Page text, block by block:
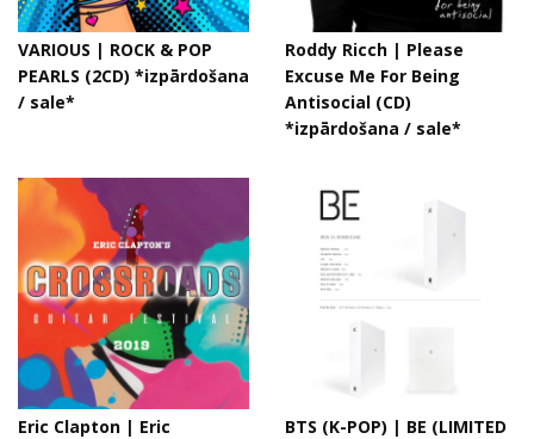
VARIOUS | ROCK & POP
PEARLS (2CD) *izpārdošana
/ sale*
Roddy Ricch ‎| Please
Excuse Me For Being
Antisocial (CD)
*izpārdošana / sale*
Eric Clapton ‎| Eric
BTS (K-POP) | BE (LIMITED